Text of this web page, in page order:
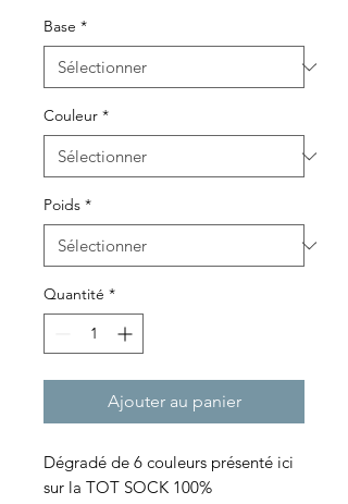
Base *
Couleur *
Poids *
Quantité *
Ajouter au panier
Dégradé de 6 couleurs présenté ici
sur la TOT SOCK 100%